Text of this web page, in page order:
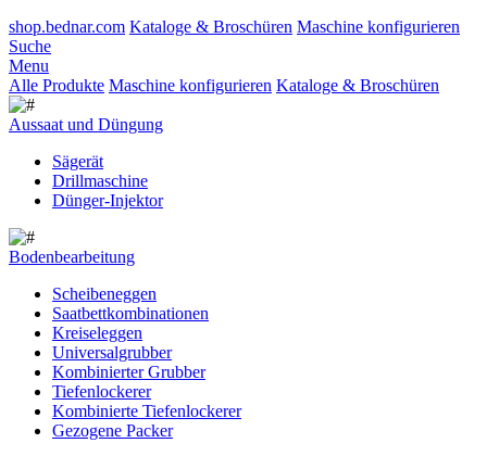
shop.bednar.com Kataloge & Broschüren Maschine konfigurieren
Suche
Menu
Alle Produkte Maschine konfigurieren Kataloge & Broschüren
Aussaat und Düngung
Sägerät
Drillmaschine
Dünger-Injektor
Bodenbearbeitung
Scheibeneggen
Saatbettkombinationen
Kreiseleggen
Universalgrubber
Kombinierter Grubber
Tiefenlockerer
Kombinierte Tiefenlockerer
Gezogene Packer